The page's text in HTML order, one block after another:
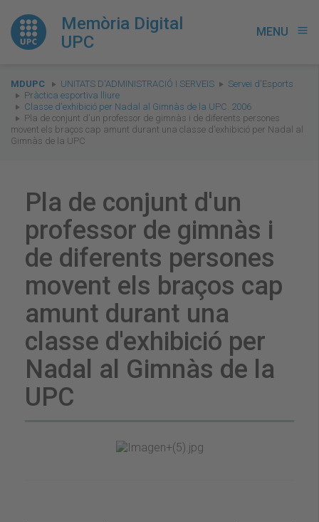
Memòria Digital
UPC
MENU menu
You
are
here:
MDUPC UNITATS D'ADMINISTRACIÓ I SERVEIS
Servei d'Esports
Pràctica esportiva lliure
Classe d'exhibició per Nadal al Gimnàs de la UPC. 2006
Pla de conjunt d'un professor de gimnàs i de diferents persones
movent els braços cap amunt durant una classe d'exhibició per Nadal al
Gimnàs de la UPC
Pla de conjunt d'un
professor de gimnàs i
de diferents persones
movent els braços cap
amunt durant una
classe d'exhibició per
Nadal al Gimnàs de la
UPC